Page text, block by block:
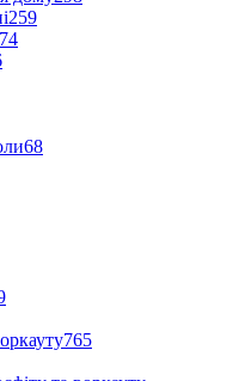
259
74
68
765